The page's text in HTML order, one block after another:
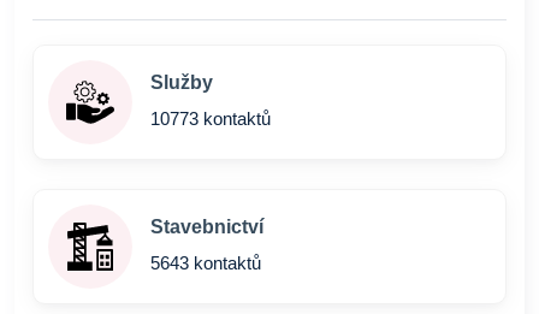
Služby
10773 kontaktů
Stavebnictví
5643 kontaktů